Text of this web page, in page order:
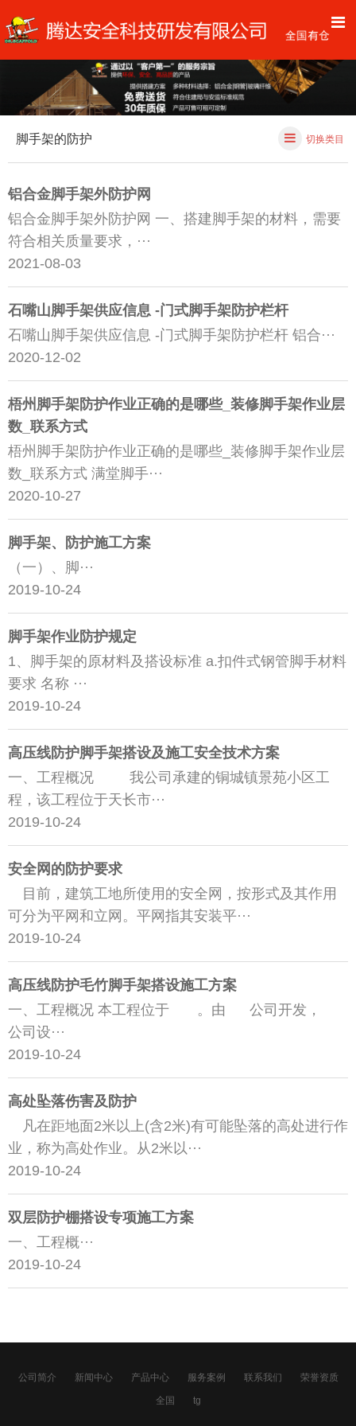
脚手架的防护 切换类目
铝合金脚手架外防护网
铝合金脚手架外防护网 一、搭建脚手架的材料，需要
符合相关质量要求，···
2021-08-03
石嘴山脚手架供应信息 -门式脚手架防护栏杆
石嘴山脚手架供应信息 -门式脚手架防护栏杆 铝合···
2020-12-02
梧州脚手架防护作业正确的是哪些_装修脚手架作业层
数_联系方式
梧州脚手架防护作业正确的是哪些_装修脚手架作业层
数_联系方式 满堂脚手···
2020-10-27
脚手架、防护施工方案
（一）、脚···
2019-10-24
脚手架作业防护规定
1、脚手架的原材料及搭设标准 a.扣件式钢管脚手材料
要求 名称 ···
2019-10-24
高压线防护脚手架搭设及施工安全技术方案
一、工程概况 我公司承建的铜城镇景苑小区工
程，该工程位于天长市···
2019-10-24
安全网的防护要求
目前，建筑工地所使用的安全网，按形式及其作用
可分为平网和立网。平网指其安装平···
2019-10-24
高压线防护毛竹脚手架搭设施工方案
一、工程概况 本工程位于 。由 公司开发，
公司设···
2019-10-24
高处坠落伤害及防护
凡在距地面2米以上(含2米)有可能坠落的高处进行作
业，称为高处作业。从2米以···
2019-10-24
双层防护棚搭设专项施工方案
一、工程概···
2019-10-24
公司简介 新闻中心 产品中心 服务案例 联系我们 荣誉资质
全国 tg